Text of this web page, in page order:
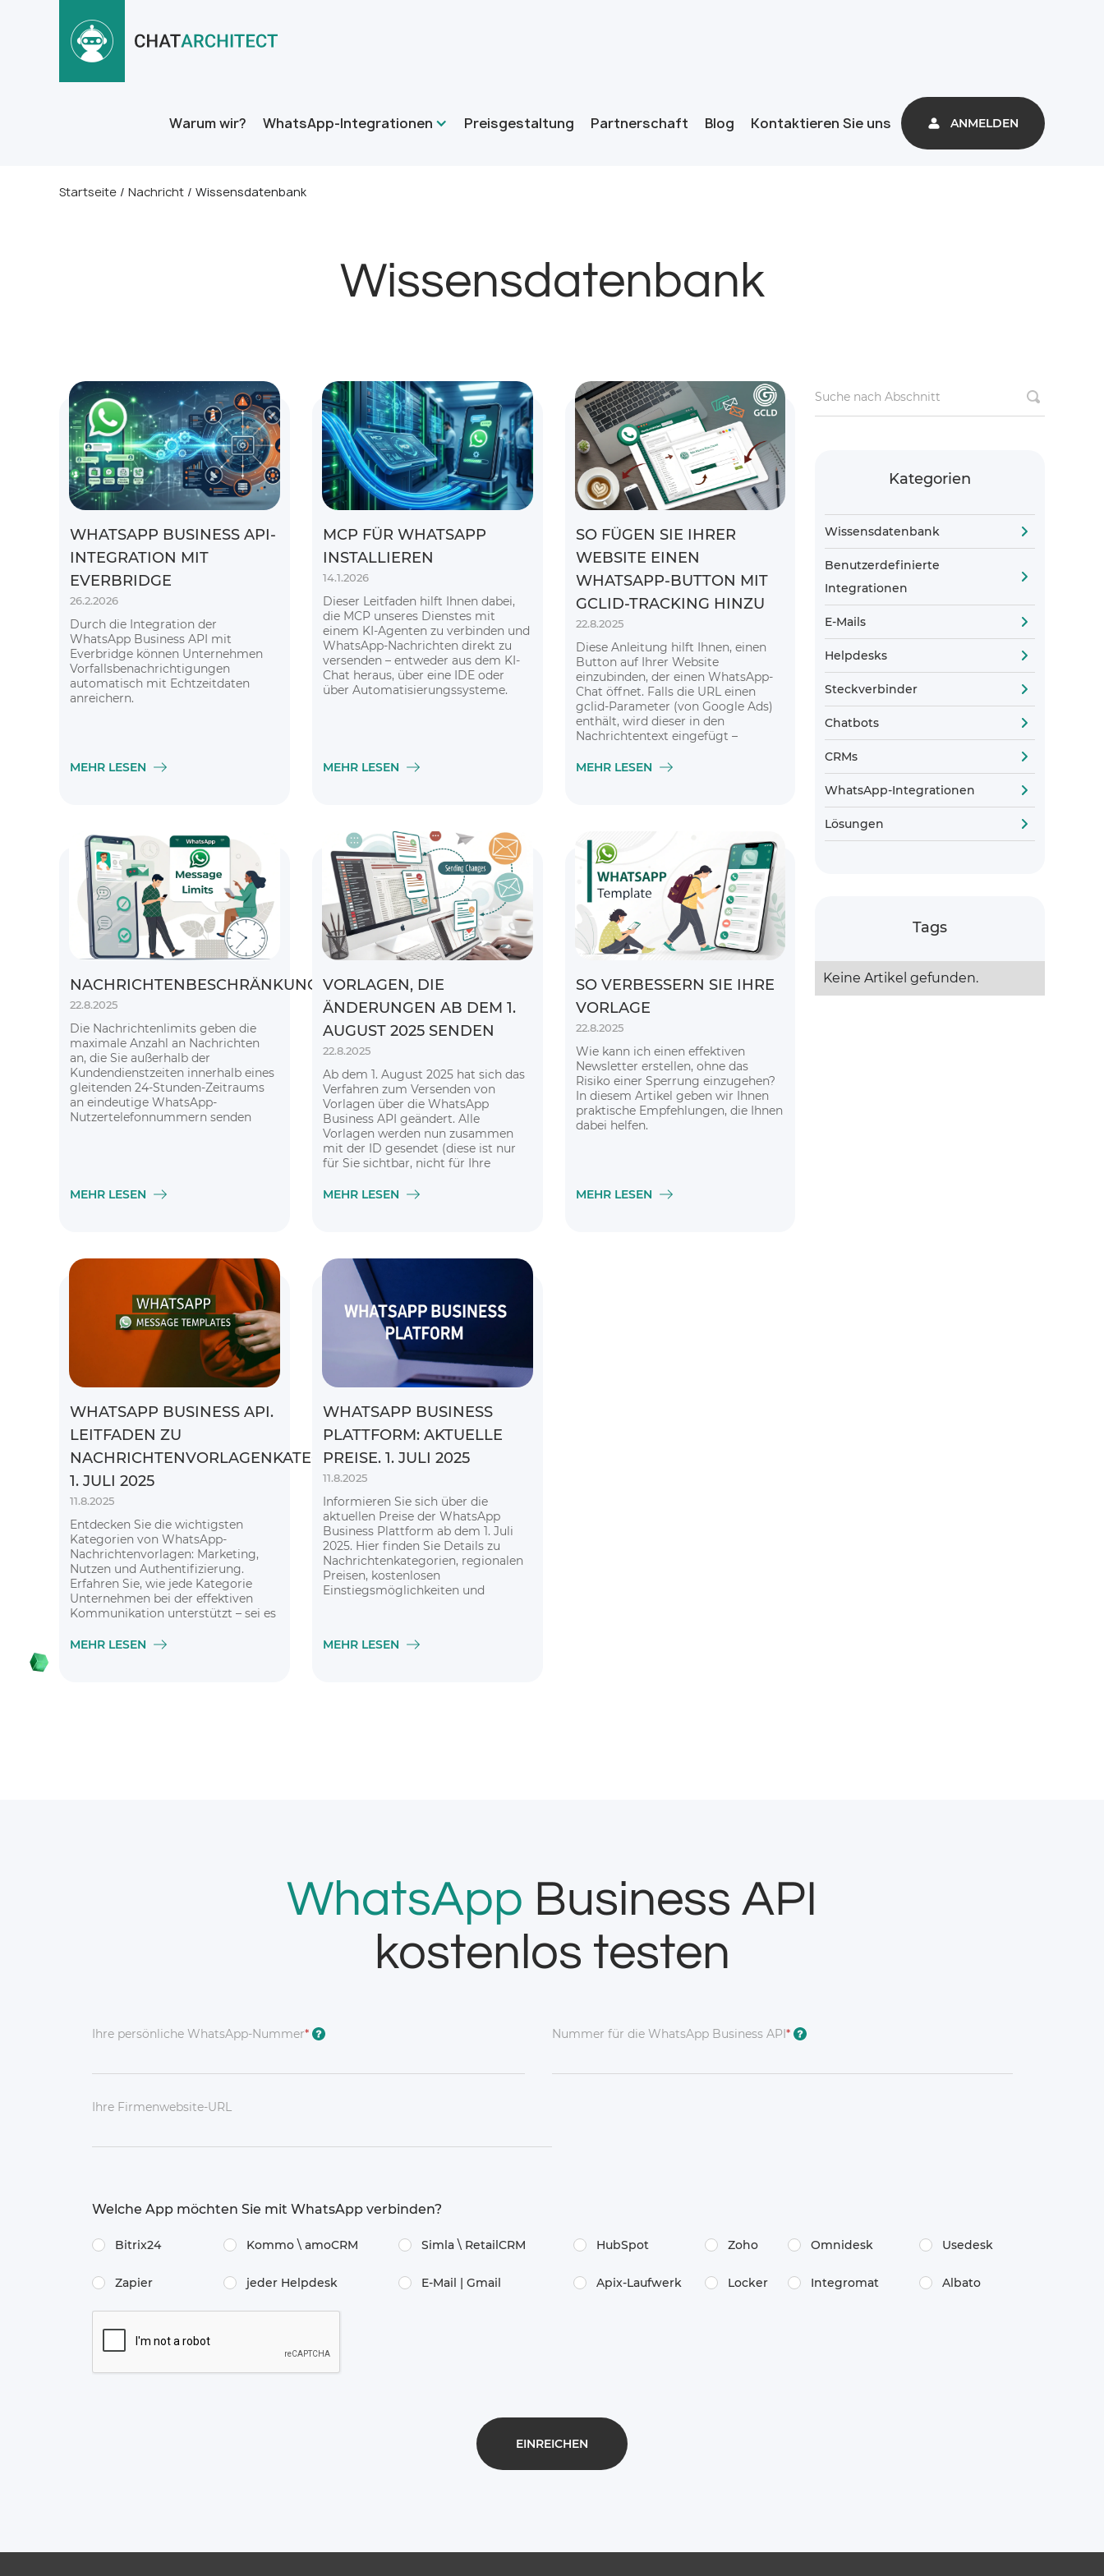
Warum wir? WhatsApp-Integrationen Preisgestaltung Partnerschaft Blog Kontaktieren Sie uns ANMELDEN
Startseite / Nachricht / Wissensdatenbank
Wissensdatenbank
WHATSAPP BUSINESS API-
INTEGRATION MIT
EVERBRIDGE
26.2.2026
Durch die Integration der
WhatsApp Business API mit
Everbridge können Unternehmen
Vorfallsbenachrichtigungen
automatisch mit Echtzeitdaten
anreichern.
MEHR LESEN
MCP FÜR WHATSAPP
INSTALLIEREN
14.1.2026
Dieser Leitfaden hilft Ihnen dabei,
die MCP unseres Dienstes mit
einem KI-Agenten zu verbinden und
WhatsApp-Nachrichten direkt zu
versenden – entweder aus dem KI-
Chat heraus, über eine IDE oder
über Automatisierungssysteme.
MEHR LESEN
SO FÜGEN SIE IHRER
WEBSITE EINEN
WHATSAPP-BUTTON MIT
GCLID-TRACKING HINZU
22.8.2025
Diese Anleitung hilft Ihnen, einen
Button auf Ihrer Website
einzubinden, der einen WhatsApp-
Chat öffnet. Falls die URL einen
gclid-Parameter (von Google Ads)
enthält, wird dieser in den
Nachrichtentext eingefügt –
Ihrer Werbekampagne
MEHR LESEN
NACHRICHTENBESCHRÄNKUNGEN
22.8.2025
Die Nachrichtenlimits geben die
maximale Anzahl an Nachrichten
an, die Sie außerhalb der
Kundendienstzeiten innerhalb eines
gleitenden 24-Stunden-Zeitraums
an eindeutige WhatsApp-
Nutzertelefonnummern senden
MEHR LESEN
VORLAGEN, DIE
ÄNDERUNGEN AB DEM 1.
AUGUST 2025 SENDEN
22.8.2025
Ab dem 1. August 2025 hat sich das
Verfahren zum Versenden von
Vorlagen über die WhatsApp
Business API geändert. Alle
Vorlagen werden nun zusammen
mit der ID gesendet (diese ist nur
für Sie sichtbar, nicht für Ihre
MEHR LESEN
SO VERBESSERN SIE IHRE
VORLAGE
22.8.2025
Wie kann ich einen effektiven
Newsletter erstellen, ohne das
Risiko einer Sperrung einzugehen?
In diesem Artikel geben wir Ihnen
praktische Empfehlungen, die Ihnen
dabei helfen.
MEHR LESEN
WHATSAPP BUSINESS API.
LEITFADEN ZU
NACHRICHTENVORLAGENKATEGORIEN.
1. JULI 2025
11.8.2025
Entdecken Sie die wichtigsten
Kategorien von WhatsApp-
Nachrichtenvorlagen: Marketing,
Nutzen und Authentifizierung.
Erfahren Sie, wie jede Kategorie
Unternehmen bei der effektiven
Kommunikation unterstützt – sei es
Bereitstellung wichtiger Updates
MEHR LESEN
WHATSAPP BUSINESS
PLATTFORM: AKTUELLE
PREISE. 1. JULI 2025
11.8.2025
Informieren Sie sich über die
aktuellen Preise der WhatsApp
Business Plattform ab dem 1. Juli
2025. Hier finden Sie Details zu
Nachrichtenkategorien, regionalen
Preisen, kostenlosen
Einstiegsmöglichkeiten und
MEHR LESEN
Kategorien
Wissensdatenbank
Benutzerdefinierte
Integrationen
E-Mails
Helpdesks
Steckverbinder
Chatbots
CRMs
WhatsApp-Integrationen
Lösungen
Tags
Keine Artikel gefunden.
WhatsApp Business API
kostenlos testen
Ihre persönliche WhatsApp-Nummer* ? Nummer für die WhatsApp Business API* ?
Ihre Firmenwebsite-URL
Welche App möchten Sie mit WhatsApp verbinden?
Bitrix24 Kommo \​ amoCRM Simla \​ RetailCRM HubSpot Zoho Omnidesk Usedesk
Zapier jeder Helpdesk E-Mail | Gmail Apix-Laufwerk Locker Integromat Albato